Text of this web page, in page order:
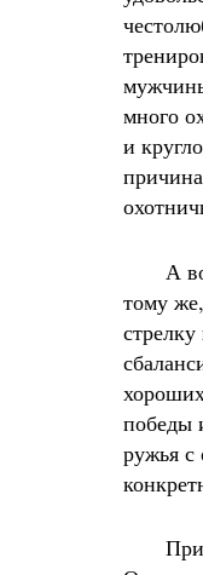
много
и
А вот
тому
победы
ружья с
При